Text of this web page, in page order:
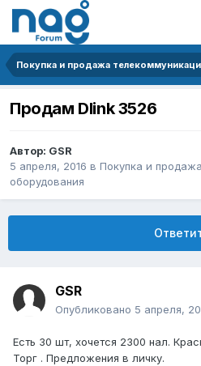
Продам Dlink 3526
Автор: GSR
5 апреля, 2016 в Покупка и
оборудования
GSR
Опубликовано 5 апреля,
Есть 30 шт, хочется 2300 нал.
Торг . Предложения в личку.